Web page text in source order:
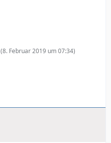
(8. Februar 2019 um 07:34)